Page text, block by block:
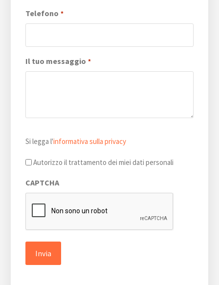
Telefono *
Il tuo messaggio *
legga
l'informativa
privacy
Si legga l'informativa sulla privacy
Autorizzo il trattamento dei miei dati personali
CAPTCHA